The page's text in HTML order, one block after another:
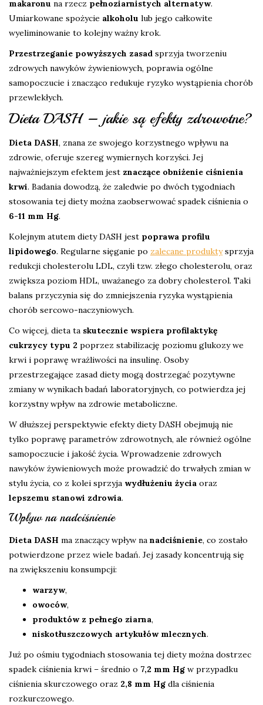
makaronu na rzecz pełnoziarnistych alternatyw.
Umiarkowane spożycie alkoholu lub jego całkowite
wyeliminowanie to kolejny ważny krok.
Przestrzeganie powyższych zasad sprzyja tworzeniu
zdrowych nawyków żywieniowych, poprawia ogólne
samopoczucie i znacząco redukuje ryzyko wystąpienia chorób
przewlekłych.
Dieta DASH – jakie są efekty zdrowotne?
Dieta DASH, znana ze swojego korzystnego wpływu na
zdrowie, oferuje szereg wymiernych korzyści. Jej
najważniejszym efektem jest znaczące obniżenie ciśnienia
krwi. Badania dowodzą, że zaledwie po dwóch tygodniach
stosowania tej diety można zaobserwować spadek ciśnienia o
6-11 mm Hg.
Kolejnym atutem diety DASH jest poprawa profilu
lipidowego. Regularne sięganie po zalecane produktysprzyja
redukcji cholesterolu LDL, czyli tzw. złego cholesterolu, oraz
zwiększa poziom HDL, uważanego za dobry cholesterol. Taki
balans przyczynia się do zmniejszenia ryzyka wystąpienia
chorób sercowo-naczyniowych.
Co więcej, dieta ta skutecznie wspiera profilaktykę
cukrzycy typu 2 poprzez stabilizację poziomu glukozy we
krwi i poprawę wrażliwości na insulinę. Osoby
przestrzegające zasad diety mogą dostrzegać pozytywne
zmiany w wynikach badań laboratoryjnych, co potwierdza jej
korzystny wpływ na zdrowie metaboliczne.
W dłuższej perspektywie efekty diety DASH obejmują nie
tylko poprawę parametrów zdrowotnych, ale również ogólne
samopoczucie i jakość życia. Wprowadzenie zdrowych
nawyków żywieniowych może prowadzić do trwałych zmian w
stylu życia, co z kolei sprzyja wydłużeniu życia oraz
lepszemu stanowi zdrowia.
Wpływ na nadciśnienie
Dieta DASH ma znaczący wpływ na nadciśnienie, co zostało
potwierdzone przez wiele badań. Jej zasady koncentrują się
na zwiększeniu konsumpcji:
warzyw,
owoców,
produktów z pełnego ziarna,
niskotłuszczowych artykułów mlecznych.
Już po ośmiu tygodniach stosowania tej diety można dostrzec
spadek ciśnienia krwi – średnio o 7,2 mm Hg w przypadku
ciśnienia skurczowego oraz 2,8 mm Hg dla ciśnienia
rozkurczowego.